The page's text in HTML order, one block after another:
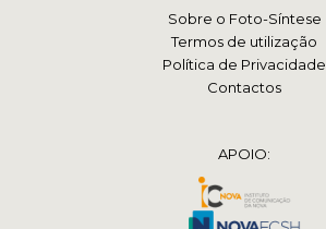
Sobre o Foto-Síntese
Termos de utilização
Política de Privacidade
Contactos
APOIO: